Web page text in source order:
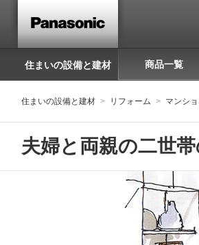
住まいの設備と建材 商品一覧
住まいの設備と建材 リフォーム マンシ
夫婦と両親の二世